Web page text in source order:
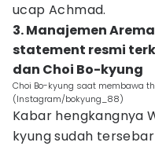
ucap Achmad.
3. Manajemen
statement resmi
dan Choi Bo-kyung
Choi Bo-kyung saat membawa
(Instagram/bokyung_88)
Kabar hengkangnya
kyung sudah